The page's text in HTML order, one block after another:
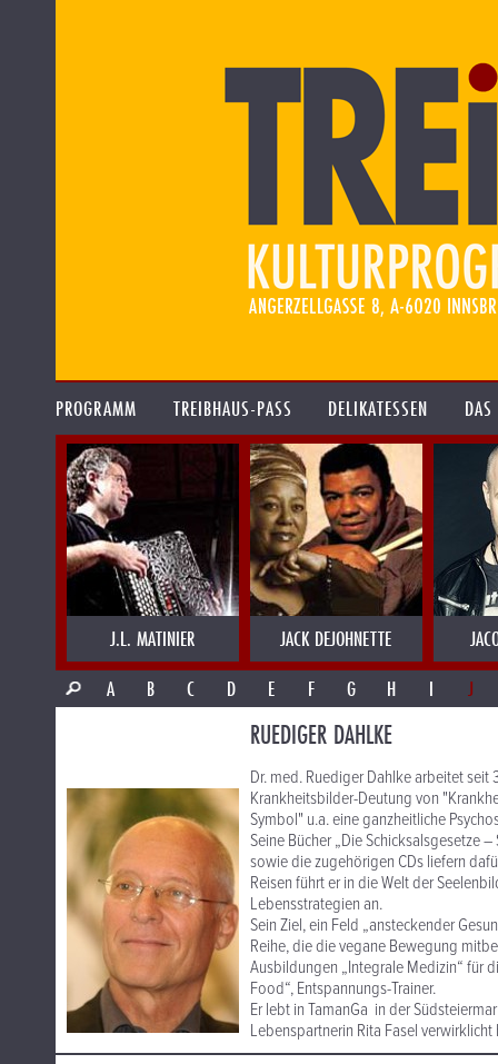
PROGRAMM TREIBHAUS-PASS DELIKATESSEN
J.L. MATINIER JACK DEJOHNETTE
A
B C D E F G H I J
RUEDIGER DAHLKE
Dr. med. Ruediger Dahlke arbeitet seit
Krankheitsbilder-Deutung von
Symbol" u.a. eine ganzheitliche
Seine Bücher „Die Schicksalsgesetze
sowie die zugehörigen CDs liefern
Reisen führt er in die Welt der
Lebensstrategien an.
Sein Ziel, ein Feld „ansteckender
Reihe, die die vegane Bewegung
Ausbildungen „Integrale Medizin“ für
Food“, Entspannungs-Trainer.
Er lebt in TamanGa in der
Lebenspartnerin Rita Fasel